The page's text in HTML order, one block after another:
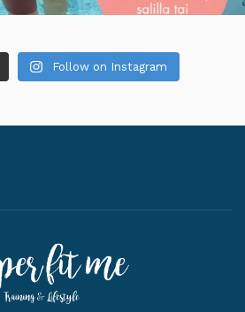
Follow on Instagram